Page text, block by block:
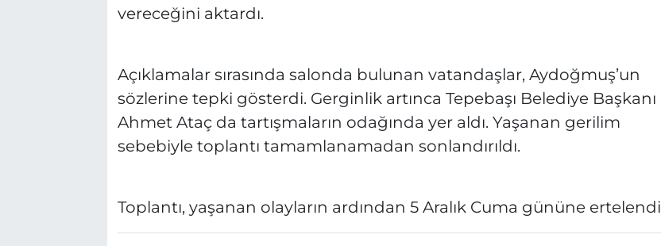
vereceğini aktardı.
Açıklamalar sırasında salonda bulunan vatandaşlar, Aydoğmuş’un
sözlerine tepki gösterdi. Gerginlik artınca Tepebaşı Belediye Başkanı
Ahmet Ataç da tartışmaların odağında yer aldı. Yaşanan gerilim
sebebiyle toplantı tamamlanamadan sonlandırıldı.
Toplantı, yaşanan olayların ardından 5 Aralık Cuma gününe ertelendi